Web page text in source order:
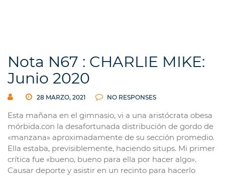
Nota N67 : CHARLIE MIKE:
Junio 2020
28 MARZO, 2021 NO RESPONSES
Esta mañana en el gimnasio, vi a una aristócrata obesa
mórbida.con la desafortunada distribución de gordo de
«manzana» aproximadamente de su sección promedio.
Ella estaba, previsiblemente, haciendo situps. Mi primer
crítica fue «bueno, bueno para ella por hacer algo».
Causar deporte y asistir en un recinto para hacerlo